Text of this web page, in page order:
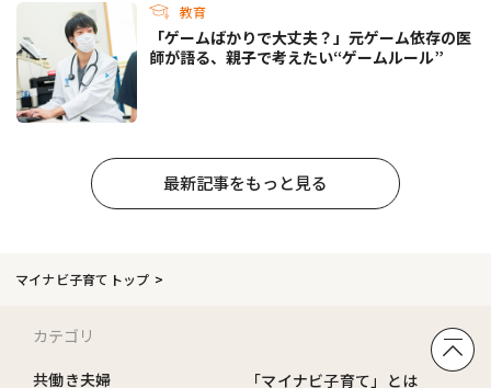
教育
「ゲームばかりで大丈夫？」元ゲーム依存の医
師が語る、親子で考えたい“ゲームルール”
最新記事をもっと見る
マイナビ子育てトップ
カテゴリ
共働き夫婦
「マイナビ子育て」とは